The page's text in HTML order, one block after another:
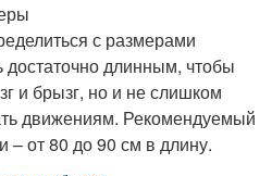
с размерами
длинным, чтобы
и брызг, но и не слишком
движениям. Рекомендуемый
– от 80 до 90 см в длину.